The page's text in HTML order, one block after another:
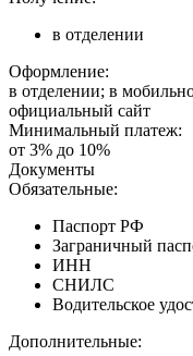
в отделении
Оформление:
в отделении; в
официальный сайт
Минимальный платеж:
от 3% до 10%
Документы
Обязательные:
Паспорт РФ
Заграничный
ИНН
СНИЛС
Водительское
Дополнительные: